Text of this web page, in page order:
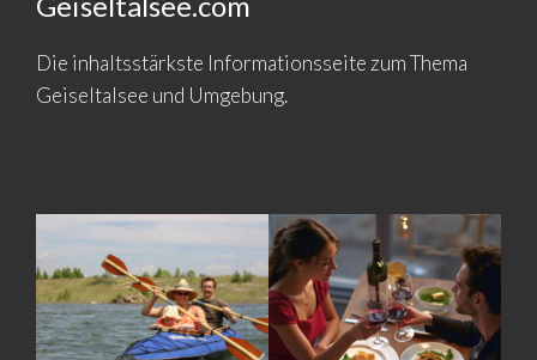
Die inhaltsstärkste Informationsseite zum Thema
Geiseltalsee und Umgebung.